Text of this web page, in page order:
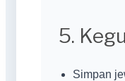
5.
Simpan